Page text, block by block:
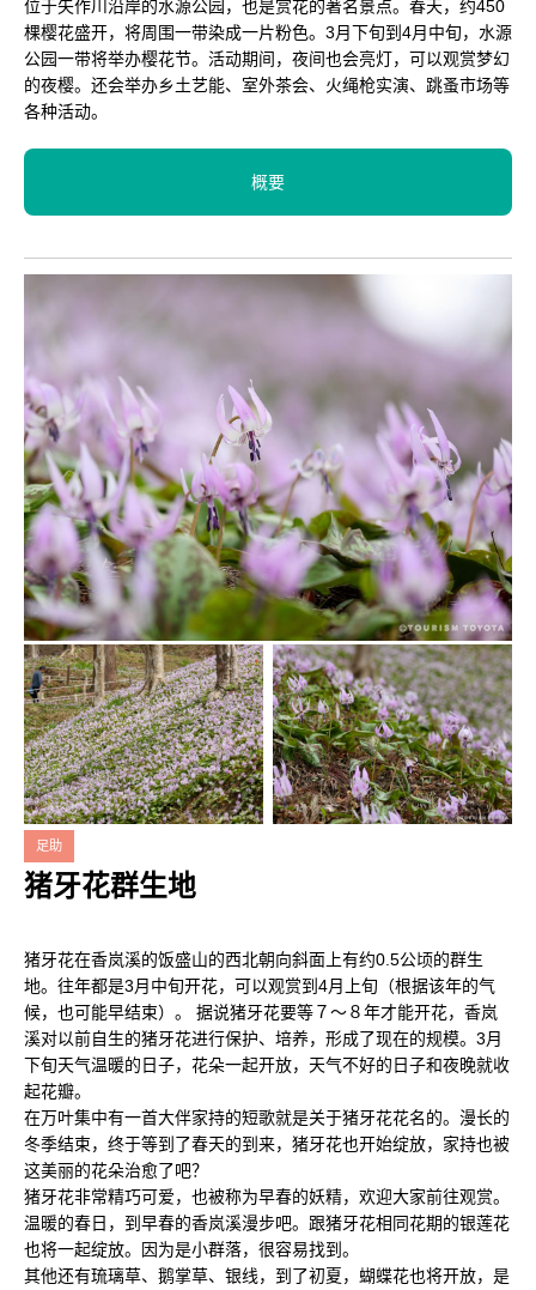
位于矢作川沿岸的水源公园，也是赏花的著名景点。春天，约450
棵樱花盛开，将周围一带染成一片粉色。3月下旬到4月中旬，水源
公园一带将举办樱花节。活动期间，夜间也会亮灯，可以观赏梦幻
的夜樱。还会举办乡土艺能、室外茶会、火绳枪实演、跳蚤市场等
各种活动。
概要
足助
猪牙花群生地
猪牙花在香岚溪的饭盛山的西北朝向斜面上有约0.5公顷的群生
地。往年都是3月中旬开花，可以观赏到4月上旬（根据该年的气
候，也可能早结束）。 据说猪牙花要等７～８年才能开花，香岚
溪对以前自生的猪牙花进行保护、培养，形成了现在的规模。3月
下旬天气温暖的日子，花朵一起开放，天气不好的日子和夜晚就收
起花瓣。
在万叶集中有一首大伴家持的短歌就是关于猪牙花花名的。漫长的
冬季结束，终于等到了春天的到来，猪牙花也开始绽放，家持也被
这美丽的花朵治愈了吧？
猪牙花非常精巧可爱，也被称为早春的妖精，欢迎大家前往观赏。
温暖的春日，到早春的香岚溪漫步吧。跟猪牙花相同花期的银莲花
也将一起绽放。因为是小群落，很容易找到。
其他还有琉璃草、鹅掌草、银线，到了初夏，蝴蝶花也将开放，是